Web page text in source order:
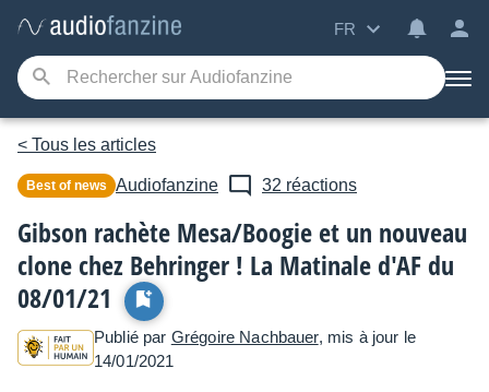
FR
< Tous les articles
Best of news Audiofanzine 32 réactions
Gibson rachète Mesa/Boogie et un nouveau
clone chez Behringer ! La Matinale d'AF du
08/01/21
Publié par Grégoire Nachbauer, mis à jour le
14/01/2021